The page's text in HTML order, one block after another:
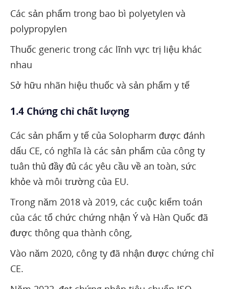
Các sản phẩm trong bao bì polyetylen và
polypropylen
Thuốc generic trong các lĩnh vực trị liệu khác
nhau
Sở hữu nhãn hiệu thuốc và sản phẩm y tế
1.4 Chứng chỉ chất lượng
Các sản phẩm y tế của Solopharm được đánh
dấu CE, có nghĩa là các sản phẩm của công ty
tuân thủ đầy đủ các yêu cầu về an toàn, sức
khỏe và môi trường của EU.
Trong năm 2018 và 2019, các cuộc kiểm toán
của các tổ chức chứng nhận Ý và Hàn Quốc đã
được thông qua thành công,
Vào năm 2020, công ty đã nhận được chứng chỉ
CE.